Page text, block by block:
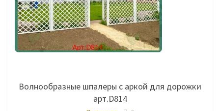
Волнообразные шпалеры с аркой для дорожки
арт.D814